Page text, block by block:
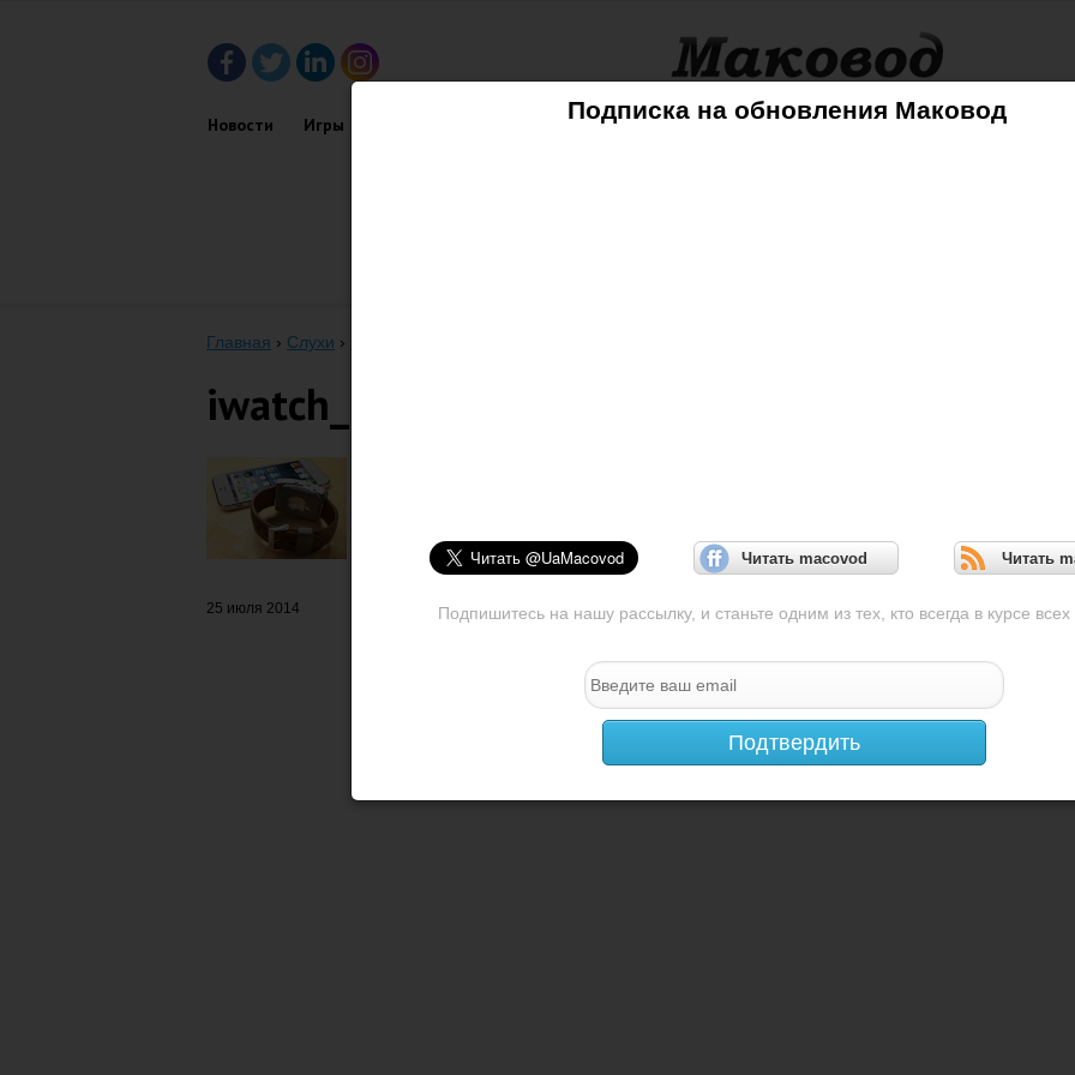
Подписка на обновления Маковод
Читать macovod Читать
Подпишитесь на нашу рассылку, и станьте одним из тех, кто всегда в курсе всех
Подтвердить
Новости Игры Советы Mac iPhone iPad iPod AppleTV
Главная › Слухи ›
iwatch_8
25 июля 2014